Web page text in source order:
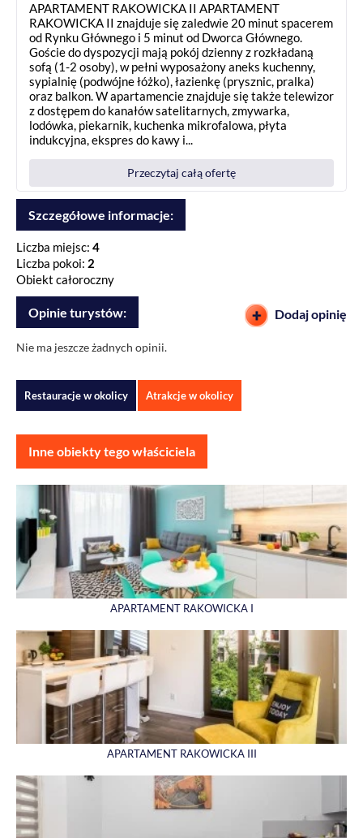
APARTAMENT RAKOWICKA II APARTAMENT
RAKOWICKA II znajduje się zaledwie 20 minut spacerem
od Rynku Głównego i 5 minut od Dworca Głównego.
Goście do dyspozycji mają pokój dzienny z rozkładaną
sofą (1-2 osoby), w pełni wyposażony aneks kuchenny,
sypialnię (podwójne łóżko), łazienkę (prysznic, pralka)
oraz balkon. W apartamencie znajduje się także telewizor
z dostępem do kanałów satelitarnych, zmywarka,
lodówka, piekarnik, kuchenka mikrofalowa, płyta
indukcyjna, ekspres do kawy i...
Przeczytaj całą ofertę
Szczegółowe informacje:
Liczba miejsc: 4
Liczba pokoi: 2
Obiekt całoroczny
Opinie turystów: Dodaj opinię
Nie ma jeszcze żadnych opinii.
Restauracje w okolicy Atrakcje w okolicy
Inne obiekty tego właściciela
APARTAMENT RAKOWICKA I
APARTAMENT RAKOWICKA III